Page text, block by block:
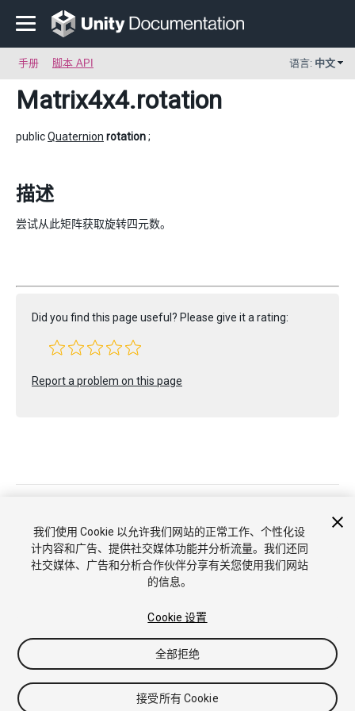
手册 脚本 API 语言: 中文
Matrix4x4.rotation
publicQuaternion rotation;
描述
尝试从此矩阵获取旋转四元数。
Did you find this page useful? Please give it a rating:
Report a problem on this page
法律条款
隐私政策 Cookie
不要出售或分享我的个人信息
Cookie 偏好
我们使用 Cookie 以允许我们网站的正常工作、个性化设
计内容和广告、提供社交媒体功能并分析流量。我们还同
社交媒体、广告和分析合作伙伴分享有关您使用我们网站
的信息。
Cookie 设置
全部拒绝
接受所有 Cookie